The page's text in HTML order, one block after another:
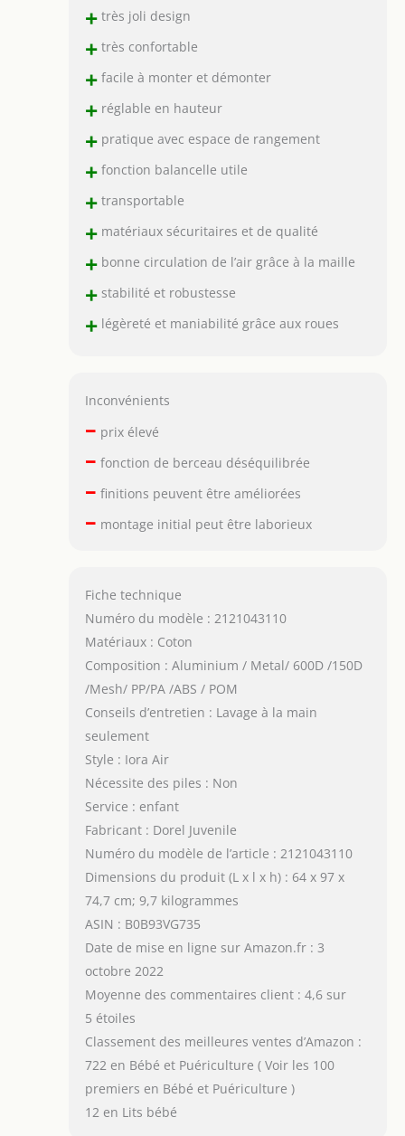
+très joli design
+très confortable
+facile à monter et démonter
+réglable en hauteur
+pratique avec espace de rangement
+fonction balancelle utile
+transportable
+matériaux sécuritaires et de qualité
+bonne circulation de l’air grâce à la maille
+stabilité et robustesse
+légèreté et maniabilité grâce aux roues
Inconvénients
– prix élevé
– fonction de berceau déséquilibrée
– finitions peuvent être améliorées
– montage initial peut être laborieux
Fiche technique
Numéro du modèle : 2121043110
Matériaux : Coton
Composition : Aluminium / Metal/ 600D /150D
/Mesh/ PP/PA /ABS / POM
Conseils d’entretien : Lavage à la main
seulement
Style : Iora Air
Nécessite des piles : Non
Service : enfant
Fabricant : Dorel Juvenile
Numéro du modèle de l’article : 2121043110
Dimensions du produit (L x l x h) : 64 x 97 x
74,7 cm; 9,7 kilogrammes
ASIN : B0B93VG735
Date de mise en ligne sur Amazon.fr : 3
octobre 2022
Moyenne des commentaires client : 4,6 sur
5 étoiles
Classement des meilleures ventes d’Amazon :
722 en Bébé et Puériculture ( Voir les 100
premiers en Bébé et Puériculture )
12 en Lits bébé